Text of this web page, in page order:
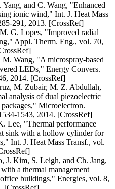
and C. Wang, "Enhanced
ionic wind," Int. J. Heat Mass
291, 2013. [CrossRef]
G. Lopes, "Improved radial
Appl. Therm. Eng., vol. 70,
Wang, "A microspray-based
LEDs," Energy Convers.
2014. [CrossRef]
M. Zubair, M. Z. Abdullah,
analysis of dual piezoelectric
Microelectron.
1543, 2014. [CrossRef]
Lee, "Thermal performance
sink with a hollow cylinder for
Int. J. Heat Mass Transf., vol.
J. Kim, S. Leigh, and Ch. Jang,
a thermal management
buildings," Energies, vol. 8,